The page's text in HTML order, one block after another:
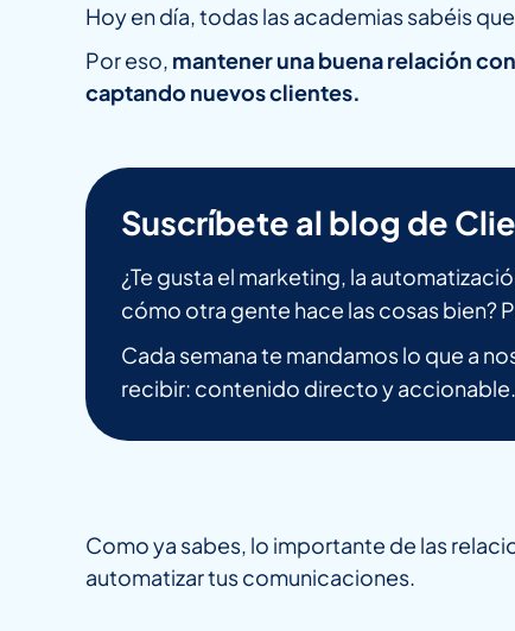
Hoy en día, todas las academias sabéis
Por eso, mantener una buena relación
captando nuevos clientes.
Suscríbete al blog de
¿Te gusta el marketing, la
cómo otra gente hace las cosas bien?
Cada semana te mandamos lo que a
recibir: contenido directo y accionable.
Como ya sabes, lo importante de las
automatizar tus comunicaciones.